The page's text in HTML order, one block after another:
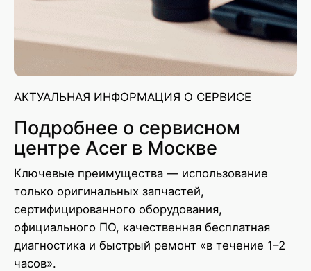
АКТУАЛЬНАЯ ИНФОРМАЦИЯ О СЕРВИСЕ
Подробнее о сервисном
центре Acer в Москве
Ключевые преимущества — использование
только оригинальных запчастей,
сертифицированного оборудования,
официального ПО, качественная бесплатная
диагностика и быстрый ремонт «в течение 1–2
часов».